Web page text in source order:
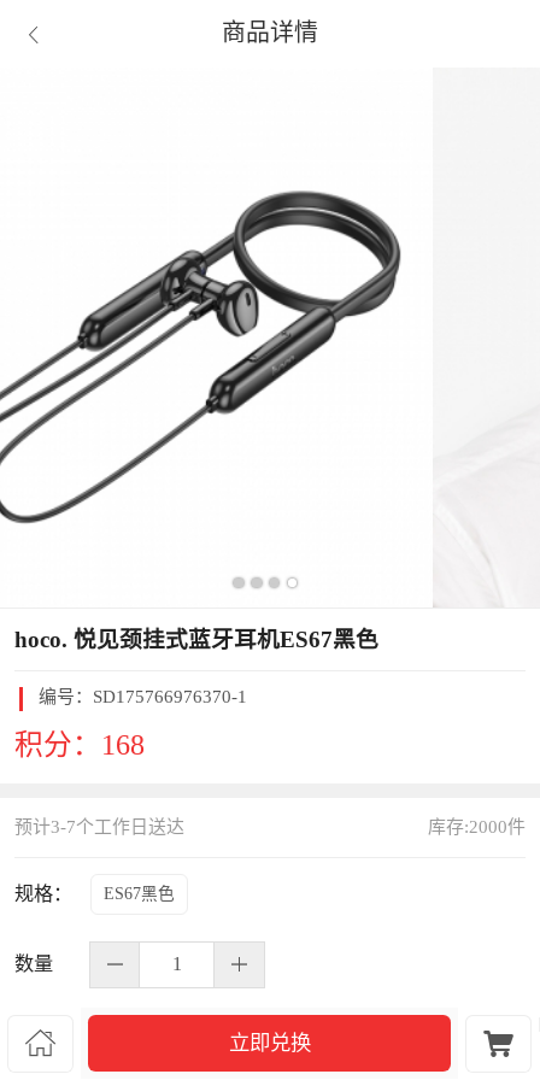
 商品详情
hoco. 悦见颈挂式蓝牙耳机ES67黑色
编号： SD175766976370-1
积分： 168
库存:2000件
预计3-7个工作日送达
规格： ES67黑色
数量
S245618
 立即兑换 